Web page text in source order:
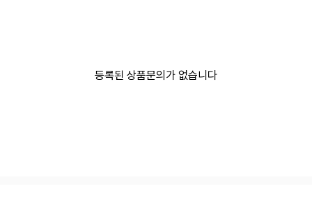
등록된 상품문의가 없습니다